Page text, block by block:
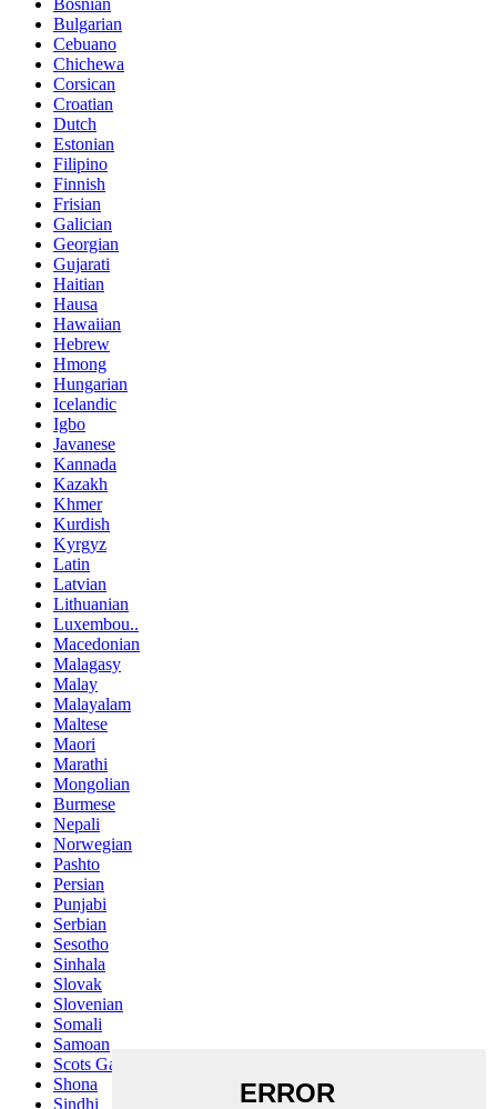
Bulgarian
Cebuano
Chichewa
Corsican
Croatian
Dutch
Estonian
Filipino
Finnish
Frisian
Galician
Georgian
Gujarati
Haitian
Hausa
Hawaiian
Hebrew
Hmong
Hungarian
Icelandic
Igbo
Javanese
Kannada
Kazakh
Khmer
Kurdish
Kyrgyz
Latin
Latvian
Lithuanian
Luxembou..
Macedonian
Malagasy
Malay
Malayalam
Maltese
Maori
Marathi
Mongolian
Burmese
Nepali
Norwegian
Pashto
Persian
Punjabi
Serbian
Sesotho
Sinhala
Slovak
Slovenian
Somali
Samoan
Scots Gaelic
Shona
Sindhi